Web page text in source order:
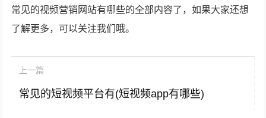
常见的视频营销网站有哪些的全部内容了，如果大家还想
了解更多，可以关注我们哦。
上一篇
常见的短视频平台有(短视频app有哪些)